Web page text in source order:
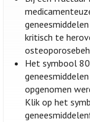
kritisch te
Het symbool
opgenomen
Klik op het